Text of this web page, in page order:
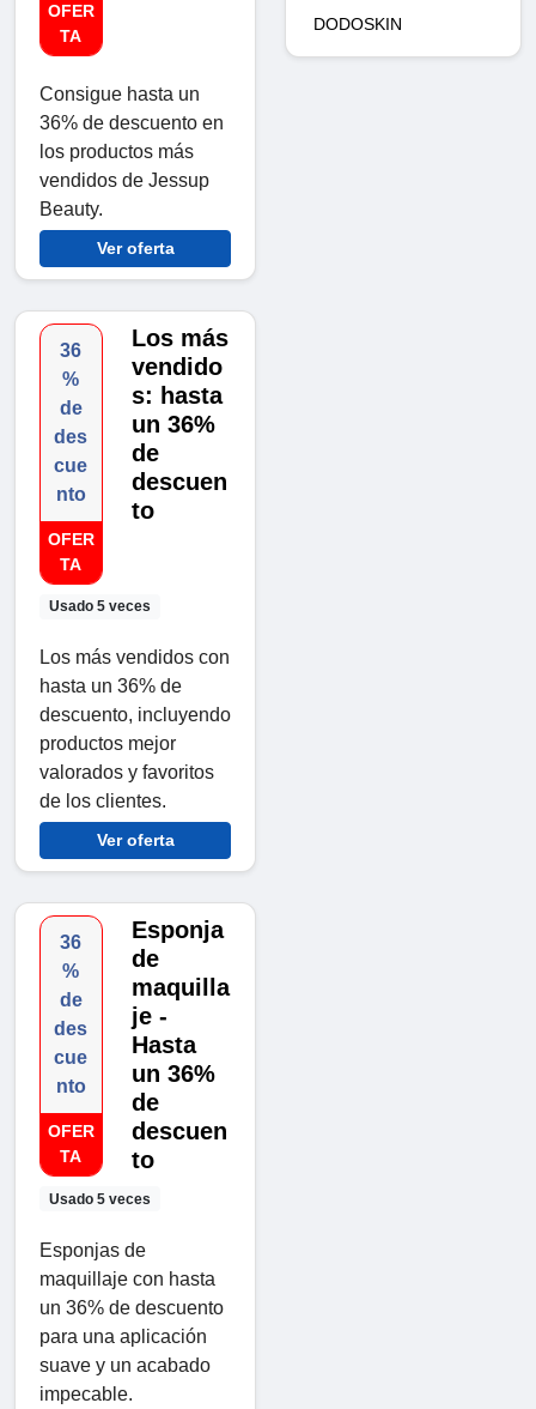
OFER
TA
Consigue hasta un
36% de descuento en
los productos más
vendidos de Jessup
Beauty.
Ver oferta
36
%
de
des
cue
nto
OFER
TA
Usado 5 veces
Los más
vendido
s: hasta
un 36%
de
descuen
to
Los más vendidos con
hasta un 36% de
descuento, incluyendo
productos mejor
valorados y favoritos
de los clientes.
Ver oferta
36
%
de
des
cue
nto
OFER
TA
Usado 5 veces
Esponja
de
maquilla
je -
Hasta
un 36%
de
descuen
to
Esponjas de
maquillaje con hasta
un 36% de descuento
para una aplicación
suave y un acabado
impecable.
DODOSKIN